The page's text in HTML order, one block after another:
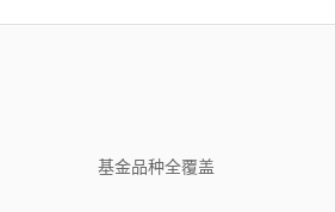
基金品种全覆盖